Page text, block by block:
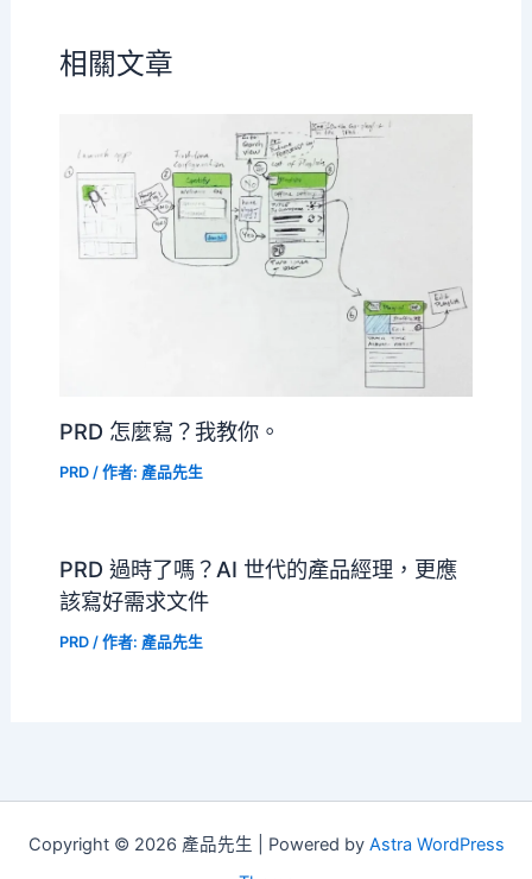
相關文章
PRD 怎麼寫？我教你。
PRD/ 作者: 產品先生
PRD 過時了嗎？AI 世代的產品經理，更應
該寫好需求文件
PRD/ 作者: 產品先生
Copyright © 2026 產品先生 | Powered by Astra WordPress